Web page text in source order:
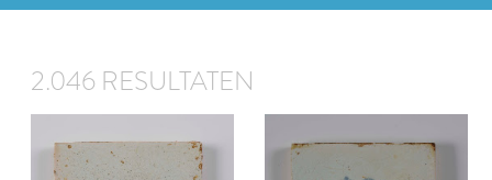
2.046 RESULTATEN